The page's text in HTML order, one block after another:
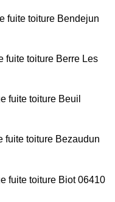
fuite toiture Bendejun
fuite toiture Berre Les
fuite toiture Beuil
fuite toiture Bezaudun
fuite toiture Biot 06410